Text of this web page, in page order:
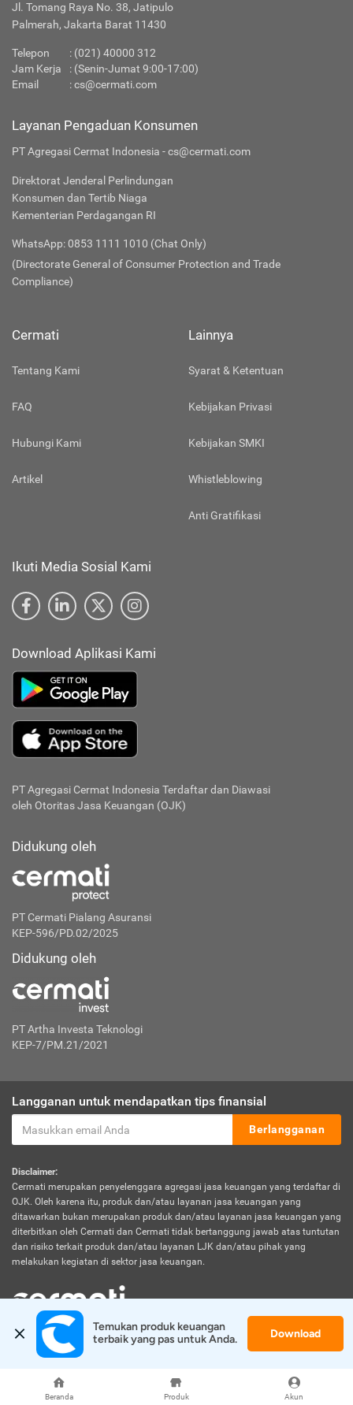
Beranda Produk Akun
Jl. Tomang Raya No. 38, Jatipulo
Palmerah, Jakarta Barat 11430
Telepon : (021) 40000 312
Jam Kerja
: (Senin-Jumat 9:00-17:00)
Email
:cs@cermati.com
Layanan Pengaduan Konsumen
PT Agregasi Cermat Indonesia - cs@cermati.com
Direktorat Jenderal Perlindungan
Konsumen dan Tertib Niaga
Kementerian Perdagangan RI
WhatsApp: 0853 1111 1010 (Chat Only)
(Directorate General of Consumer Protection and Trade
Compliance)
Cermati
Tentang Kami
FAQ
Hubungi Kami
Artikel
Lainnya
Syarat & Ketentuan
Kebijakan Privasi
Kebijakan SMKI
Whistleblowing
Anti Gratifikasi
Ikuti Media Sosial Kami
Download Aplikasi Kami
PT Agregasi Cermat Indonesia Terdaftar dan Diawasi
oleh Otoritas Jasa Keuangan (OJK)
Didukung oleh
PT Cermati Pialang Asuransi
KEP-596/PD.02/2025
Didukung oleh
PT Artha Investa Teknologi
KEP-7/PM.21/2021
Langganan untuk mendapatkan tips finansial
Berlangganan
Disclaimer:
Cermati merupakan penyelenggara agregasi jasa keuangan yang terdaftar di
OJK. Oleh karena itu, produk dan/atau layanan jasa keuangan yang
ditawarkan bukan merupakan produk dan/atau layanan jasa keuangan yang
diterbitkan oleh Cermati dan Cermati tidak bertanggung jawab atas tuntutan
dan risiko terkait produk dan/atau layanan LJK dan/atau pihak yang
melakukan kegiatan di sektor jasa keuangan.
© 2026 Cermati. All Rights Reserved.
Temukan produk keuangan
terbaik yang pas untuk Anda.
Download